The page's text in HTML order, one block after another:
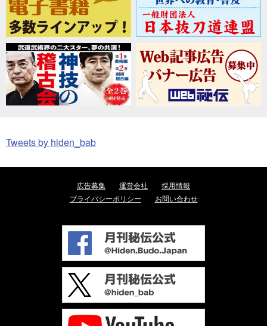
Tweets by hiden_bab
広告募集 運営会社
採用情報
プライバシーポリシー
お問い合わせ